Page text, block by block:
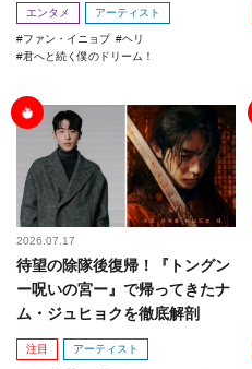
エンタメ アーティスト
ファン・イニョプ
ヘリ
君へと続く僕のドリーム！
2026.07.17
待望の除隊後復帰！『トングン
ー呪いの宮ー』で帰ってきたナ
ム・ジュヒョクを徹底解剖
注目 アーティスト